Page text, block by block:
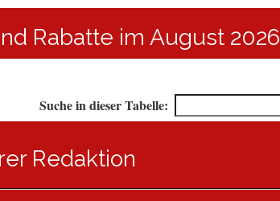
Rabatte im August 2026
Suche in dieser Tabelle:
Redaktion